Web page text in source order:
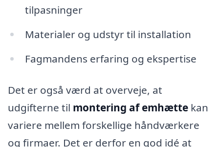
tilpasninger
Materialer og udstyr til installation
Fagmandens erfaring og ekspertise
Det er også værd at overveje, at
udgifterne til montering af emhætte kan
variere mellem forskellige håndværkere
og firmaer. Det er derfor en god idé at